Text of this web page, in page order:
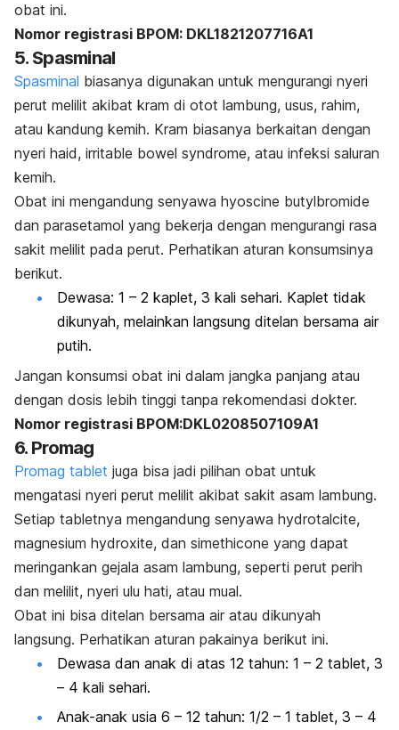
obat ini.
Nomor registrasi BPOM: DKL1821207716A1
5. Spasminal
Spasminal biasanya digunakan untuk mengurangi nyeri
perut melilit akibat kram di otot lambung, usus, rahim,
atau kandung kemih. Kram biasanya berkaitan dengan
nyeri haid, irritable bowel syndrome, atau infeksi saluran
kemih.
Obat ini mengandung senyawa hyoscine butylbromide
dan parasetamol yang bekerja dengan mengurangi rasa
sakit melilit pada perut. Perhatikan aturan konsumsinya
berikut.
Dewasa: 1 – 2 kaplet, 3 kali sehari. Kaplet tidak
dikunyah, melainkan langsung ditelan bersama air
putih.
Jangan konsumsi obat ini dalam jangka panjang atau
dengan dosis lebih tinggi tanpa rekomendasi dokter.
Nomor registrasi BPOM:DKL0208507109A1
6. Promag
Promag tablet juga bisa jadi pilihan obat untuk
mengatasi nyeri perut melilit akibat sakit asam lambung.
Setiap tabletnya mengandung senyawa hydrotalcite,
magnesium hydroxite, dan simethicone yang dapat
meringankan gejala asam lambung, seperti perut perih
dan melilit, nyeri ulu hati, atau mual.
Obat ini bisa ditelan bersama air atau dikunyah
langsung. Perhatikan aturan pakainya berikut ini.
Dewasa dan anak di atas 12 tahun: 1 – 2 tablet, 3
– 4 kali sehari.
Anak-anak usia 6 – 12 tahun: 1/2 – 1 tablet, 3 – 4